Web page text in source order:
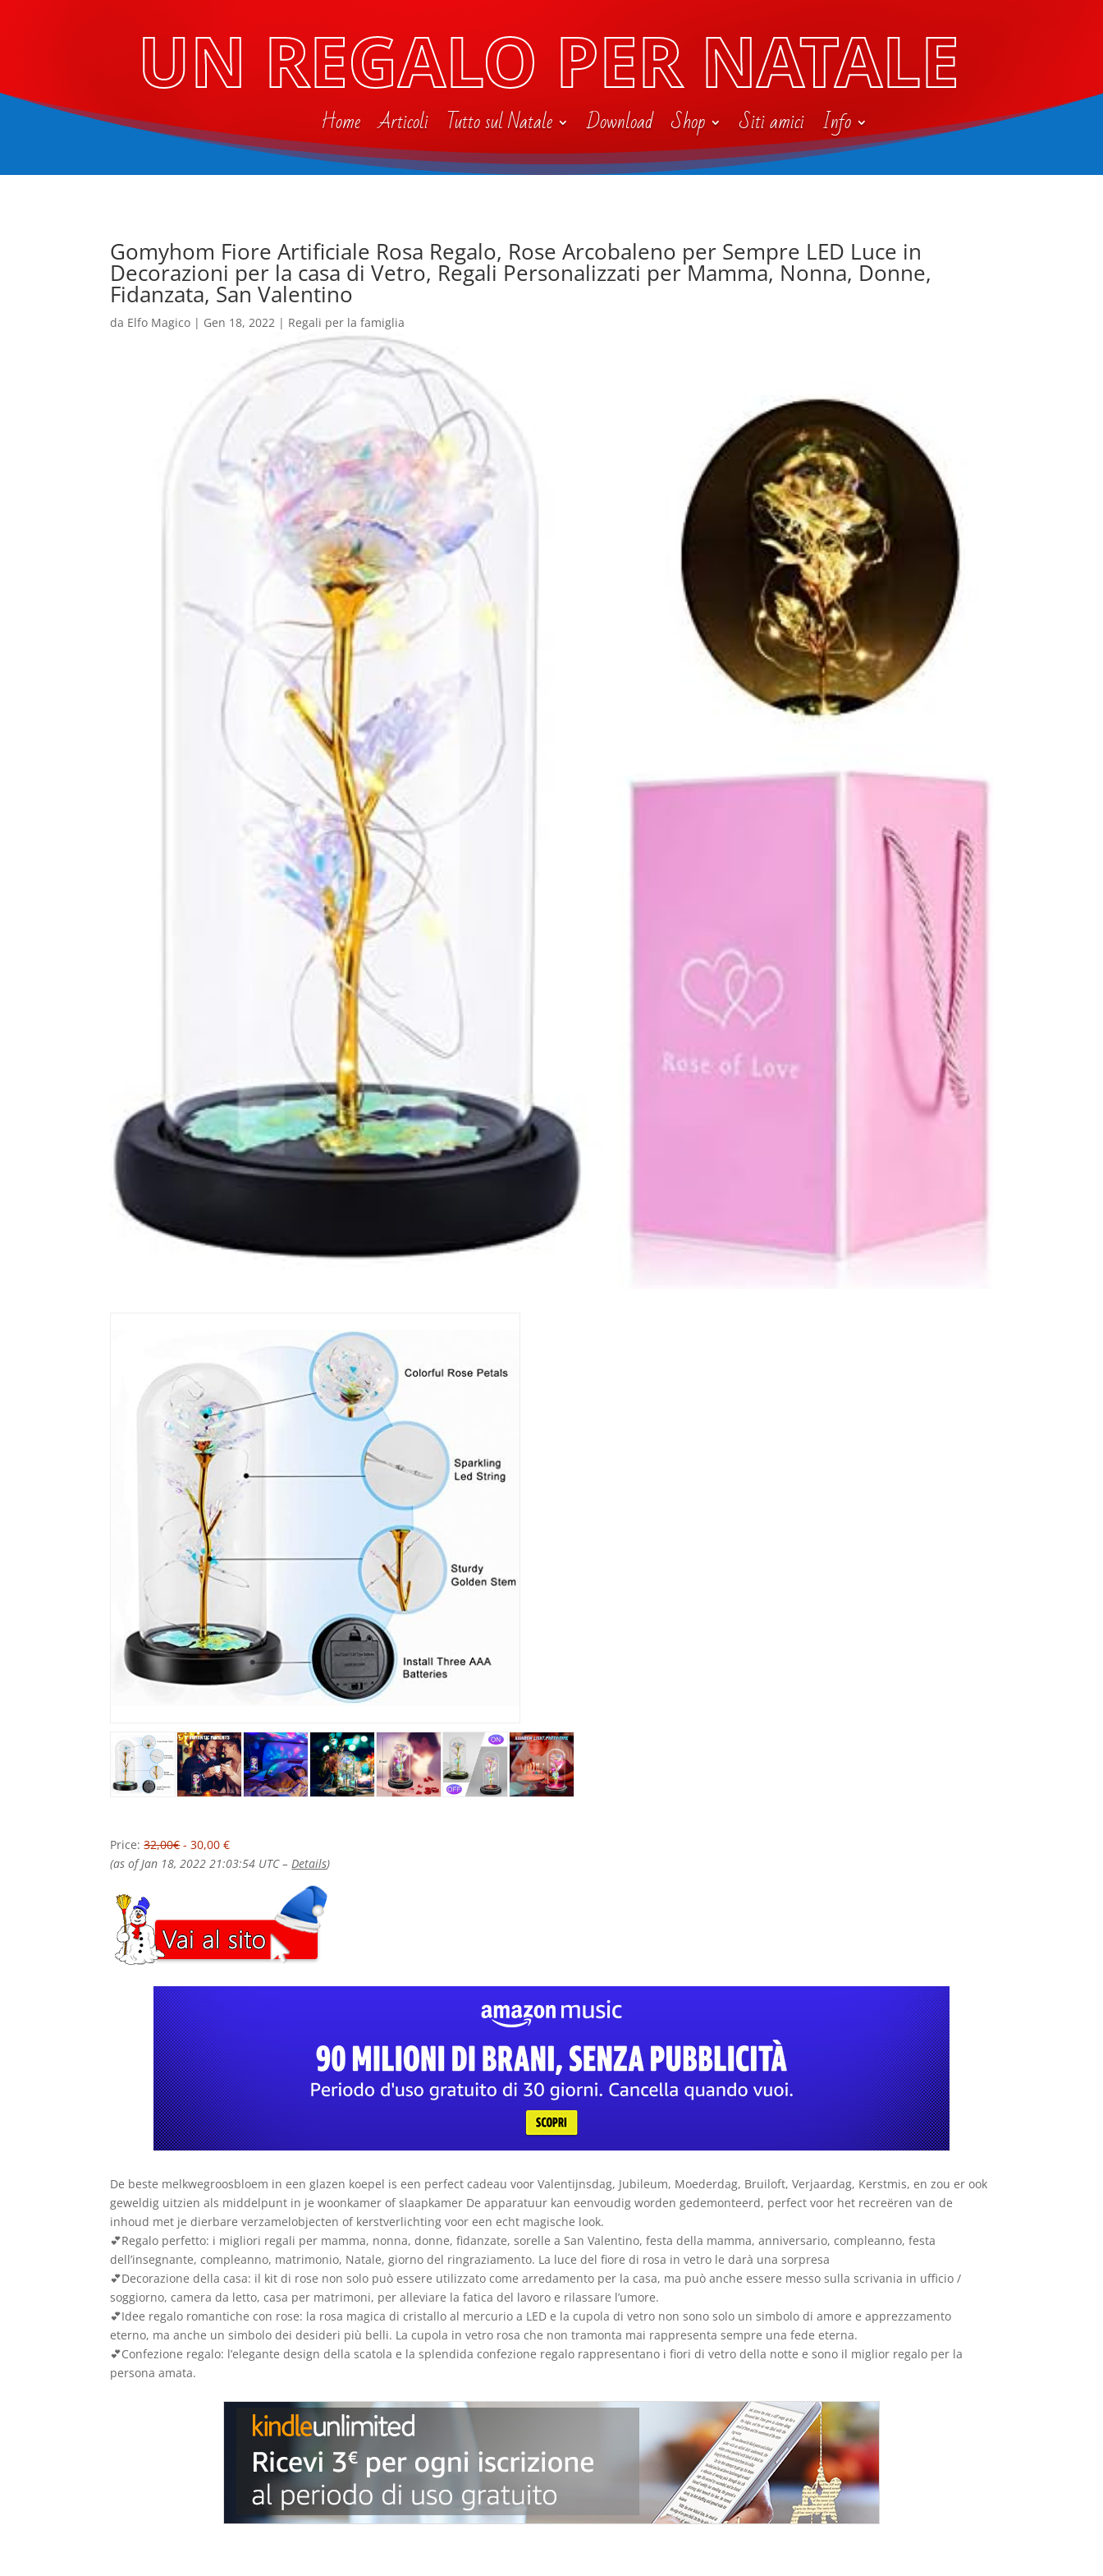
UN REGALO PER NATALE
Home Articoli Tutto sul Natale Download Shop Siti amici Info
Gomyhom Fiore Artificiale Rosa Regalo, Rose Arcobaleno per Sempre LED Luce in
Decorazioni per la casa di Vetro, Regali Personalizzati per Mamma, Nonna, Donne,
Fidanzata, San Valentino
da Elfo Magico | Gen 18, 2022 | Regali per la famiglia
Price:32,00€- 30,00 €
(as of Jan 18, 2022 21:03:54 UTC –Details)
De beste melkwegroosbloem in een glazen koepel is een perfect cadeau voor Valentijnsdag, Jubileum, Moederdag, Bruiloft, Verjaardag, Kerstmis, en zou er ook
geweldig uitzien als middelpunt in je woonkamer of slaapkamer De apparatuur kan eenvoudig worden gedemonteerd, perfect voor het recreëren van de
inhoud met je dierbare verzamelobjecten of kerstverlichting voor een echt magische look.
💕Regalo perfetto: i migliori regali per mamma, nonna, donne, fidanzate, sorelle a San Valentino, festa della mamma, anniversario, compleanno, festa
dell’insegnante, compleanno, matrimonio, Natale, giorno del ringraziamento. La luce del fiore di rosa in vetro le darà una sorpresa
💕Decorazione della casa: il kit di rose non solo può essere utilizzato come arredamento per la casa, ma può anche essere messo sulla scrivania in ufficio /
soggiorno, camera da letto, casa per matrimoni, per alleviare la fatica del lavoro e rilassare l’umore.
💕Idee regalo romantiche con rose: la rosa magica di cristallo al mercurio a LED e la cupola di vetro non sono solo un simbolo di amore e apprezzamento
eterno, ma anche un simbolo dei desideri più belli. La cupola in vetro rosa che non tramonta mai rappresenta sempre una fede eterna.
💕Confezione regalo: l’elegante design della scatola e la splendida confezione regalo rappresentano i fiori di vetro della notte e sono il miglior regalo per la
persona amata.